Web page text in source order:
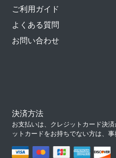
ご利用ガイド
よくある質問
お問い合わせ
決済方法
お支払いは、クレジットカード決
ットカードをお持ちでない方は、事